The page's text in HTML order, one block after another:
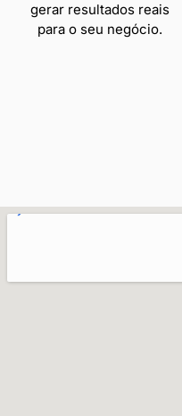
gerar resultados reais
para o seu negócio.